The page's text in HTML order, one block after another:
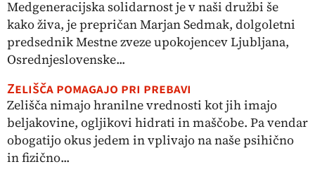
Medgeneracijska solidarnost je v naši družbi še
kako živa, je prepričan Marjan Sedmak, dolgoletni
predsednik Mestne zveze upokojencev Ljubljana,
Osrednjeslovenske...
Zelišča pomagajo pri prebavi
Zelišča nimajo hranilne vrednosti kot jih imajo
beljakovine, ogljikovi hidrati in maščobe. Pa vendar
obogatijo okus jedem in vplivajo na naše psihično
in fizično...